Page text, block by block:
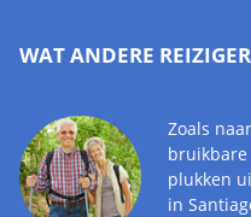
WAT ANDERE
Zoals
plukken
in